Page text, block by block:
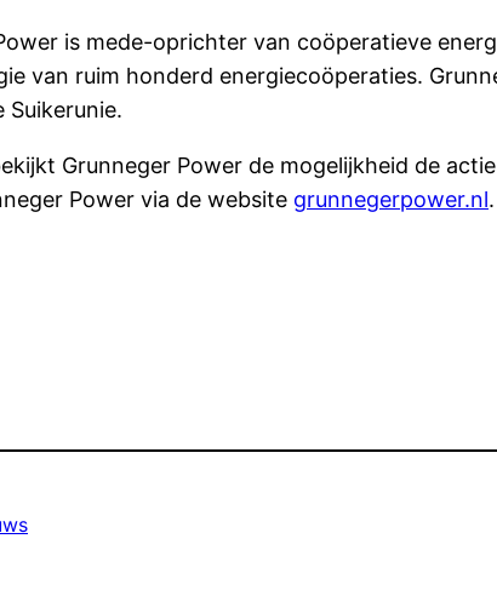
is mede-oprichter van coöperatieve
van ruim honderd energiecoöperaties.
Suikerunie.
Grunneger Power de mogelijkheid de
Power via de website grunnegerpower.nl.